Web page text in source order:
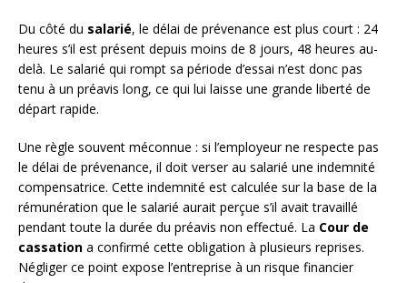
Du côté du salarié, le délai de prévenance est plus court : 24
heures s’il est présent depuis moins de 8 jours, 48 heures au-
delà. Le salarié qui rompt sa période d’essai n’est donc pas
tenu à un préavis long, ce qui lui laisse une grande liberté de
départ rapide.
Une règle souvent méconnue : si l’employeur ne respecte pas
le délai de prévenance, il doit verser au salarié une indemnité
compensatrice. Cette indemnité est calculée sur la base de la
rémunération que le salarié aurait perçue s’il avait travaillé
pendant toute la durée du préavis non effectué. La Cour de
cassation a confirmé cette obligation à plusieurs reprises.
Négliger ce point expose l’entreprise à un risque financier